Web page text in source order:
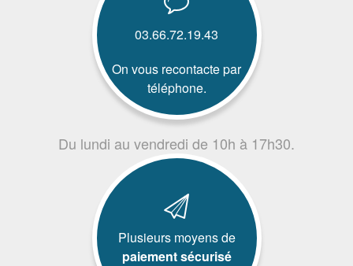
03.66.72.19.43
On vous recontacte par
téléphone.
Du lundi au vendredi de 10h à 17h30.
Plusieurs moyens de
paiement sécurisé